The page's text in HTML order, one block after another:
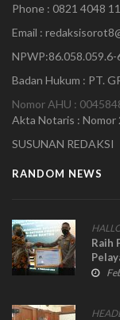
Phone : 0821 4048
Email :
Badan Hukum : PT.
Nomor AHU :
Akta Notaris : Nomor
SUSUNAN REDAKSI
RANDOM NEWS
Raih